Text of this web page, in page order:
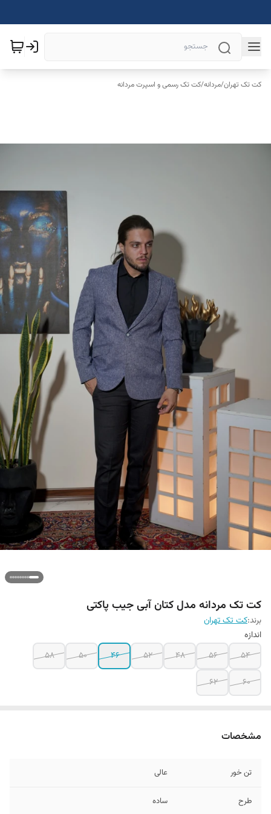
کت تک تهران/مردانه/کت تک رسمی و اسپرت مردانه
کت تک مردانه مدل کتان آبی جیب پاکتی
برند:کت تک تهران
اندازه
۵۴
۵۶ ۴۸ ۵۲ ۴۶ ۵۰
۵۸
۶۰
62
مشخصات
تن خور عالی
طرح ساده